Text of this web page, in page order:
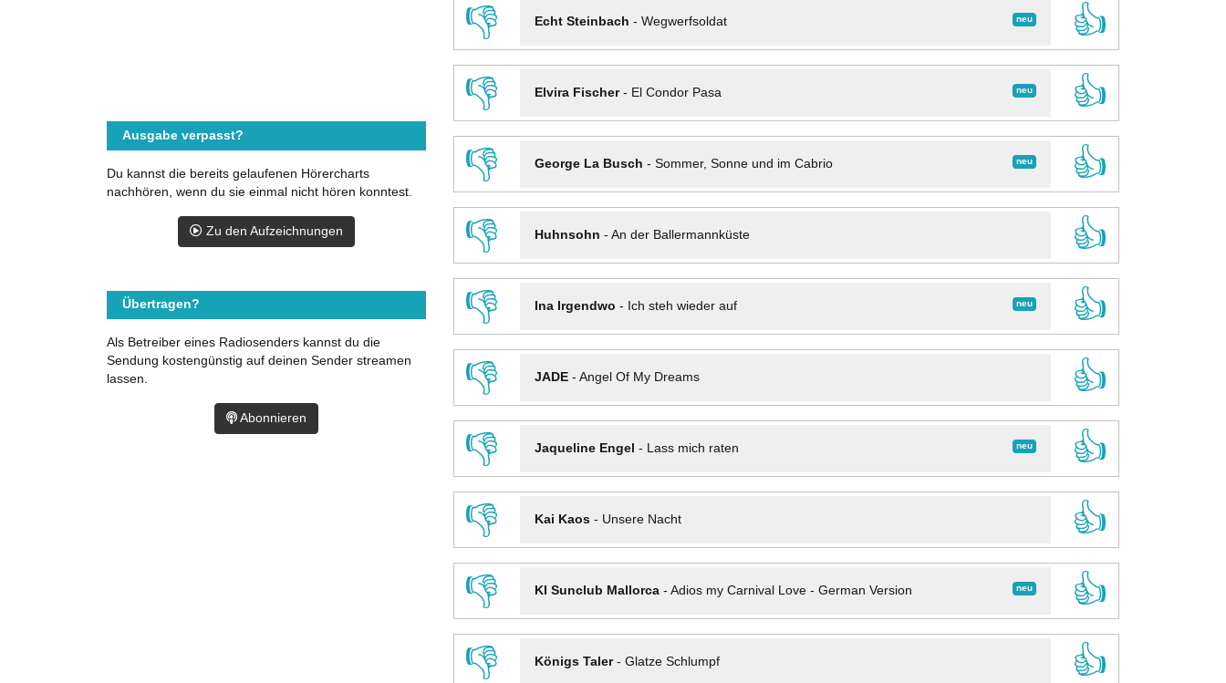
👎
neu
Echt Steinbach - Wegwerfsoldat
👍
👎
neu
Elvira Fischer- El Condor Pasa
👍
👎
neu
George La Busch - Sommer, Sonne und im Cabrio
👍
👎
Huhnsohn - An der Ballermannküste
👍
👎
neu
Ina Irgendwo - Ich steh wieder auf
👍
👎
JADE- Angel Of My Dreams
👍
👎
neu
Jaqueline Engel - Lass mich raten
👍
👎
Kai Kaos- Unsere Nacht
👍
👎
neu
KI Sunclub Mallorca- Adios my Carnival Love - German Version
👍
👎
Königs Taler- Glatze Schlumpf
👍
Ausgabe verpasst?
Du kannst die bereits gelaufenen Hörercharts
nachhören, wenn du sie einmal nicht hören konntest.
Zu den Aufzeichnungen
Übertragen?
Als Betreiber eines Radiosenders kannst du die
Sendung kostengünstig auf deinen Sender streamen
lassen.
Abonnieren